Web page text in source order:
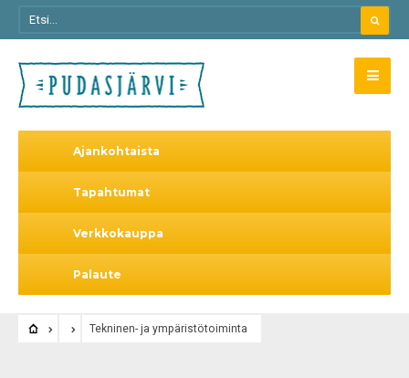
Ajankohtaista
Tapahtumat
Verkkokauppa
Palaute
Tekninen- ja ympäristötoiminta